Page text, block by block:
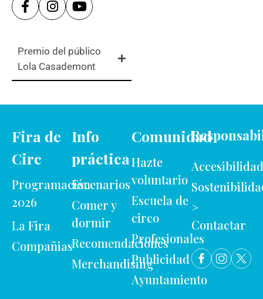
Premio del público
Lola Casademont
Fira de
Circ
Programación
2026
La Fira
Compañias
Info
práctica
Escenarios
Comer y
dormir
Recomendaciones
Merchandising
Comunidad
Hazte
voluntario
Escuela de
circo
Profesionales
Publicidad
Ayuntamiento
Accesibilidad
>
Contactar